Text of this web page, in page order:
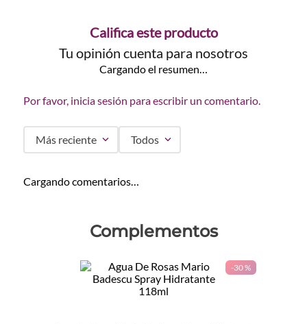
Califica este producto
Tu opinión cuenta para nosotros
Cargando el resumen…
Por favor, inicia sesión para escribir un comentario.
Más reciente Todos
Cargando comentarios…
Complementos
-30 %